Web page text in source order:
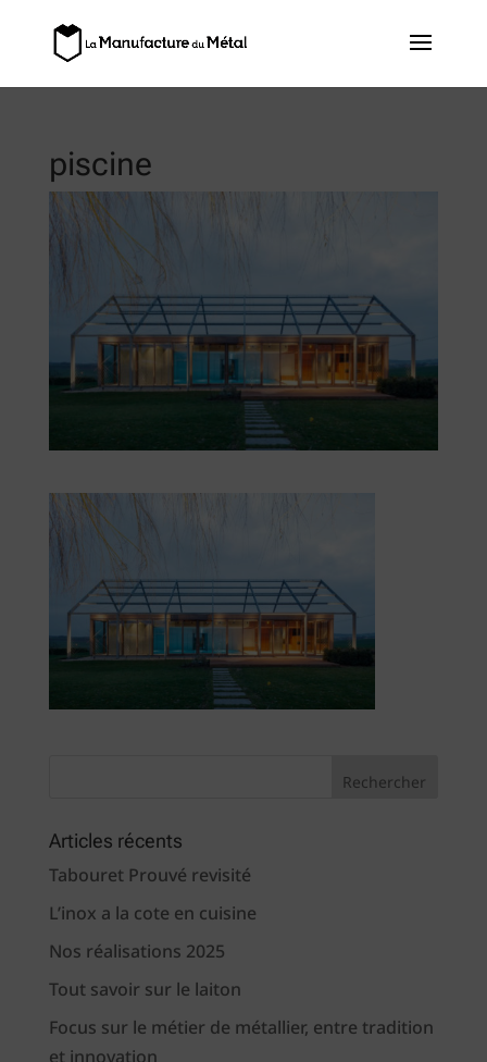
piscine
Articles récents
Tabouret Prouvé revisité
L’inox a la cote en cuisine
Nos réalisations 2025
Tout savoir sur le laiton
Focus sur le métier de métallier, entre tradition